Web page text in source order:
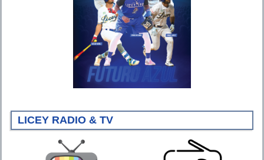
LICEY RADIO & TV